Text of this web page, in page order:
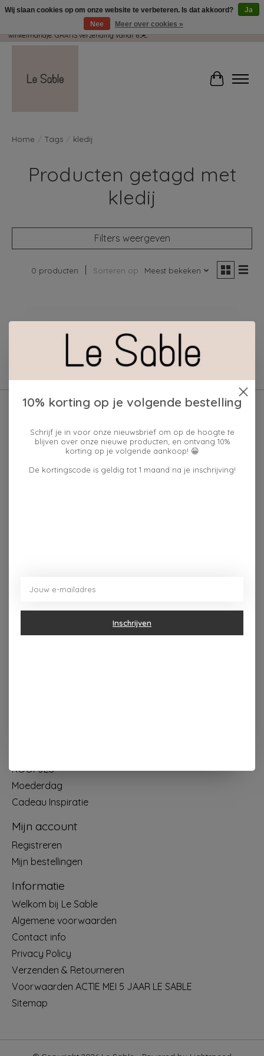
Wij pakken met plezier jouw kadootjes GRATIS in! Duid dit zeker aan in je
winkelmandje. GRATIS verzending vanaf 65€.
Home Tags kledij
Producten getagd met
kledij
Filters weergeven
0 producten Sorteren op Meest bekeken
Geen producten gevonden!
zaterdag 10u - 17u ---zondag maandag gesloten
Categorieën
KOOPJES
Moederdag
Cadeau Inspiratie
Mijn account
Registreren
Mijn bestellingen
Informatie
Welkom bij Le Sable
Algemene voorwaarden
Contact info
Privacy Policy
Verzenden & Retourneren
Voorwaarden ACTIE MEI 5 JAAR LE SABLE
Sitemap
Wij slaan cookies op om onze website te verbeteren. Is dat akkoord?
Ja
Nee
Meer over cookies »
10% korting op je volgende bestelling
Schrijf je in voor onze nieuwsbrief om op de hoogte te
blijven over onze nieuwe producten, en ontvang 10%
korting op je volgende aankoop! 😀
De kortingscode is geldig tot 1 maand na je inschrijving!
Inschrijven